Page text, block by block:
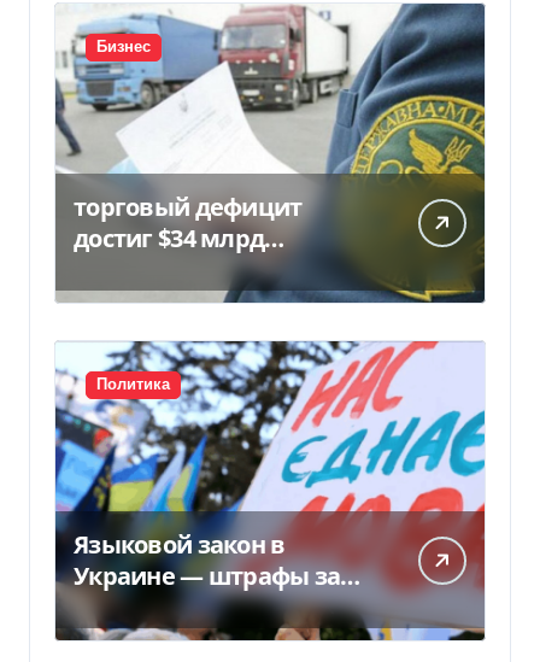
Бизнес
торговый дефицит
достиг $34 млрд…
Политика
Языковой закон в
Украине — штрафы за
нарушение вырастут до
170 тысяч